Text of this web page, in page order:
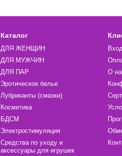
Каталог
ДЛЯ ЖЕНЩИН
ДЛЯ МУЖЧИН
ДЛЯ ПАР
Эротическое белье
Лубриканты (смазки)
Косметика
БДСМ
Электростимуляция
Средства по уходу и
аксессуары для игрушек
О